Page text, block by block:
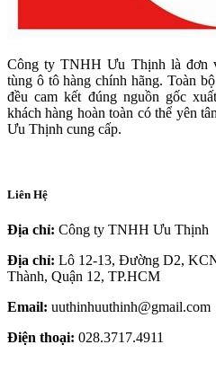
Công ty TNHH Ưu Thịnh là đơn
tùng ô tô hàng chính hãng. Toàn
đều cam kết đúng nguồn gốc
khách hàng hoàn toàn có thể yên
Ưu Thịnh cung cấp.
Liên Hệ
Địa chỉ: Công ty TNHH Ưu Thịnh
Địa chỉ: Lô 12-13, Đường D2,
Thành, Quận 12, TP.HCM
Email: uuthinhuuthinh@gmail.com
Điện thoại: 028.3717.4911